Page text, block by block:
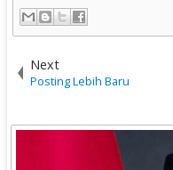
Next
Posting Lebih Baru